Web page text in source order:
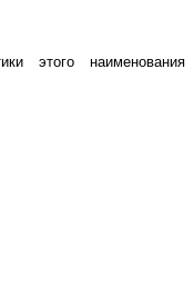
этого наименования